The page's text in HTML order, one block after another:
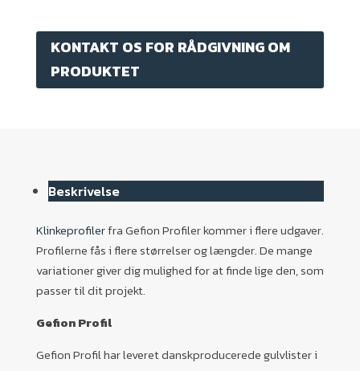
KONTAKT OS FOR RÅDGIVNING OM
PRODUKTET
Beskrivelse
Klinkeprofilerfra Gefion Profiler kommer i flere udgaver.
Profilerne fås i flere størrelser og længder. De mange
variationer giver dig mulighed for at finde lige den, som
passer til dit projekt.
Gefion Profil
Gefion Profil har leveret danskproducerede gulvlister i